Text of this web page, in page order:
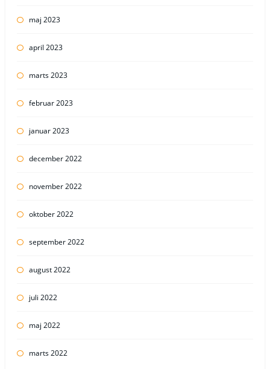
maj 2023
april 2023
marts 2023
februar 2023
januar 2023
december 2022
november 2022
oktober 2022
september 2022
august 2022
juli 2022
maj 2022
marts 2022